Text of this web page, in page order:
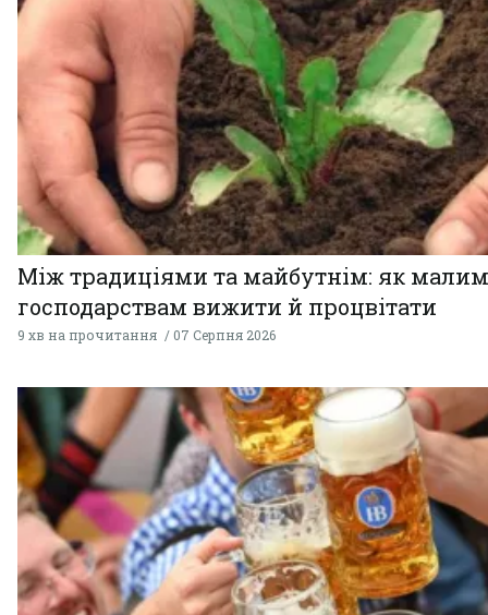
Між традиціями та майбутнім: як малим
господарствам вижити й процвітати
9 хв на прочитання 07 Серпня 2026